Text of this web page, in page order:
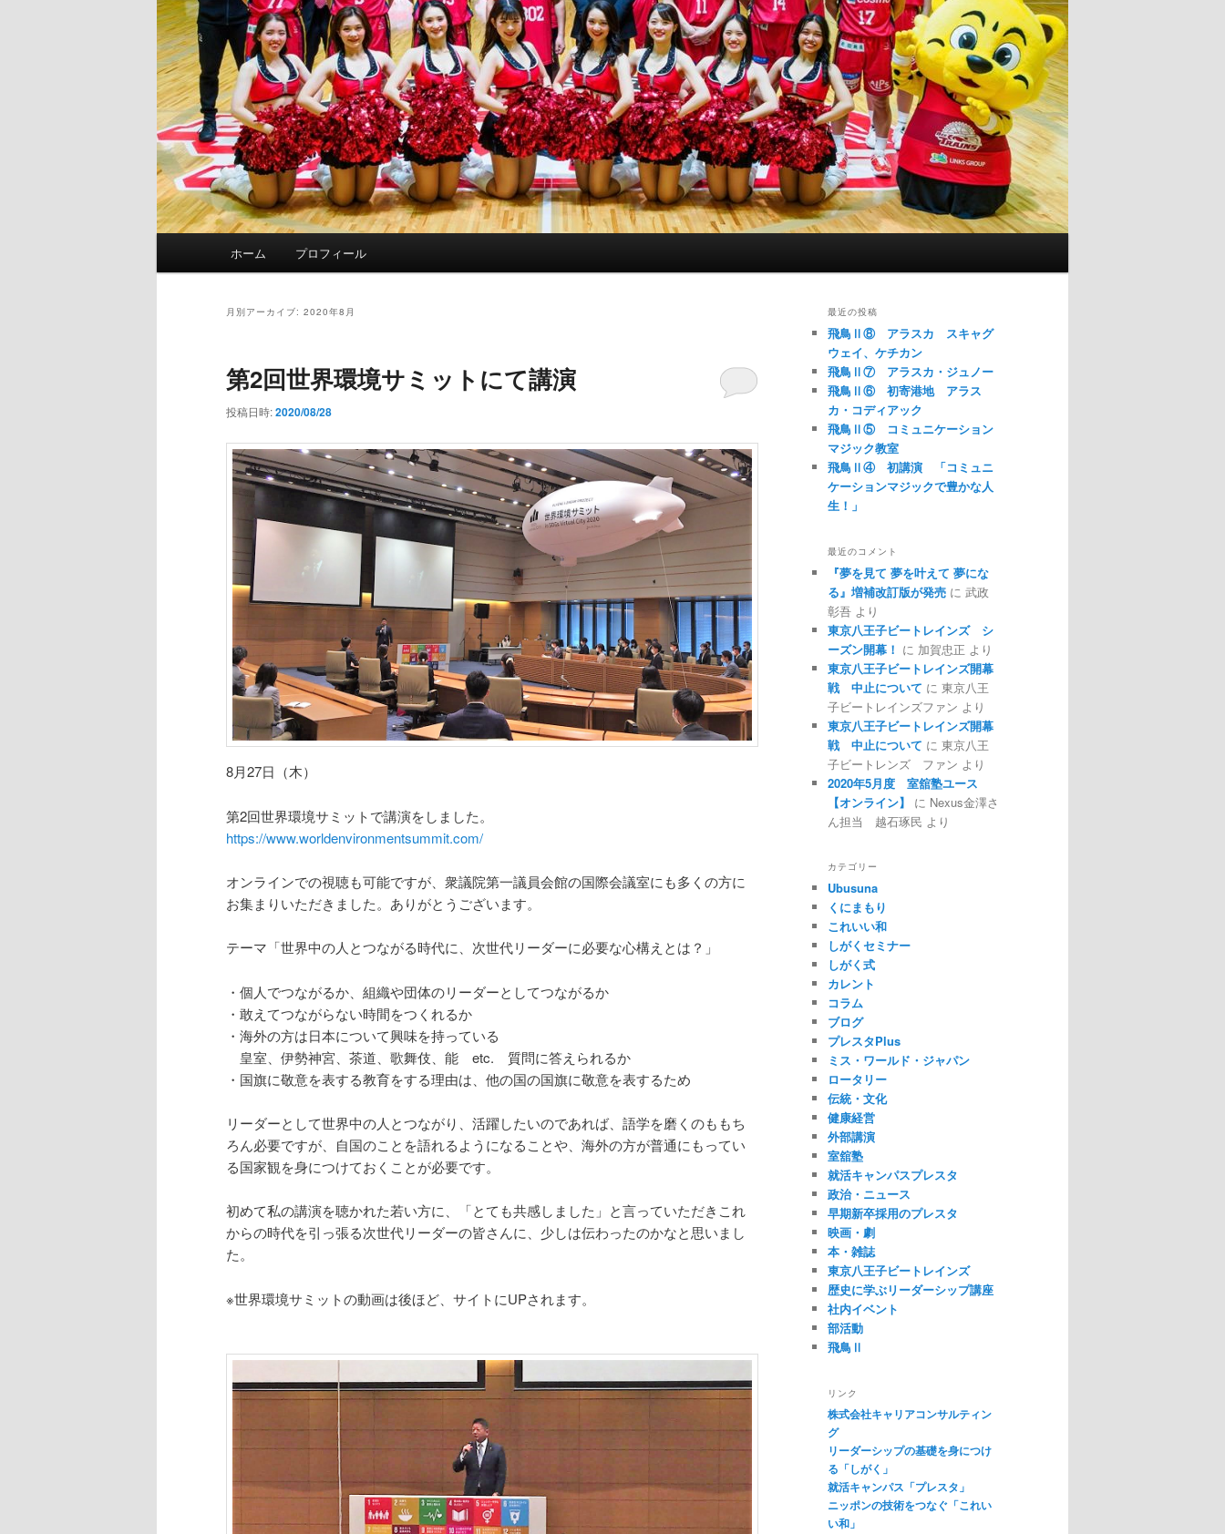
ホーム プロフィール
月別アーカイブ: 2020年8月
第2回世界環境サミットにて講演
投稿日時:2020/08/28
8月27日（木）
第2回世界環境サミットで講演をしました。
https://www.worldenvironmentsummit.com/
オンラインでの視聴も可能ですが、衆議院第一議員会館の国際会議室にも多くの方に
お集まりいただきました。ありがとうございます。
テーマ「世界中の人とつながる時代に、次世代リーダーに必要な心構えとは？」
・個人でつながるか、組織や団体のリーダーとしてつながるか
・敢えてつながらない時間をつくれるか
・海外の方は日本について興味を持っている
皇室、伊勢神宮、茶道、歌舞伎、能 etc. 質問に答えられるか
・国旗に敬意を表する教育をする理由は、他の国の国旗に敬意を表するため
リーダーとして世界中の人とつながり、活躍したいのであれば、語学を磨くのももち
ろん必要ですが、自国のことを語れるようになることや、海外の方が普通にもってい
る国家観を身につけておくことが必要です。
初めて私の講演を聴かれた若い方に、「とても共感しました」と言っていただきこれ
からの時代を引っ張る次世代リーダーの皆さんに、少しは伝わったのかなと思いまし
た。
※世界環境サミットの動画は後ほど、サイトにUPされます。
最近の投稿
飛鳥Ⅱ⑧ アラスカ スキャグ
ウェイ、ケチカン
飛鳥Ⅱ⑦ アラスカ・ジュノー
飛鳥Ⅱ⑥ 初寄港地 アラス
カ・コディアック
飛鳥Ⅱ⑤ コミュニケーション
マジック教室
飛鳥Ⅱ④ 初講演 「コミュニ
ケーションマジックで豊かな人
生！」
最近のコメント
『夢を見て 夢を叶えて 夢にな
る』増補改訂版が発売 に 武政
彰吾 より
東京八王子ビートレインズ シ
ーズン開幕！ に 加賀忠正 より
東京八王子ビートレインズ開幕
戦 中止について に 東京八王
子ビートレインズファン より
東京八王子ビートレインズ開幕
戦 中止について に 東京八王
子ビートレンズ ファン より
2020年5月度 室舘塾ユース
【オンライン】
に Nexus金澤さ
ん担当 越石琢民 より
カテゴリー
Ubusuna
くにまもり
これいい和
しがくセミナー
しがく式
カレント
コラム
ブログ
プレスタPlus
ミス・ワールド・ジャパン
ロータリー
伝統・文化
健康経営
外部講演
室舘塾
就活キャンパスプレスタ
政治・ニュース
早期新卒採用のプレスタ
映画・劇
本・雑誌
東京八王子ビートレインズ
歴史に学ぶリーダーシップ講座
社内イベント
部活動
飛鳥Ⅱ
リンク
株式会社キャリアコンサルティン
グ
リーダーシップの基礎を身につけ
る「しがく」
就活キャンパス「プレスタ」
ニッポンの技術をつなぐ「これい
い和」